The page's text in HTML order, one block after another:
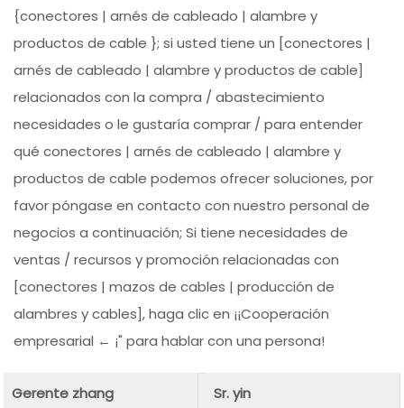
{conectores | arnés de cableado | alambre y
productos de cable }; si usted tiene un [conectores |
arnés de cableado | alambre y productos de cable]
relacionados con la compra / abastecimiento
necesidades o le gustaría comprar / para entender
qué conectores | arnés de cableado | alambre y
productos de cable podemos ofrecer soluciones, por
favor póngase en contacto con nuestro personal de
negocios a continuación; Si tiene necesidades de
ventas / recursos y promoción relacionadas con
[conectores | mazos de cables | producción de
alambres y cables], haga clic en ¡¡Cooperación
empresarial ← ¡" para hablar con una persona!
Gerente zhang
Sr. yin